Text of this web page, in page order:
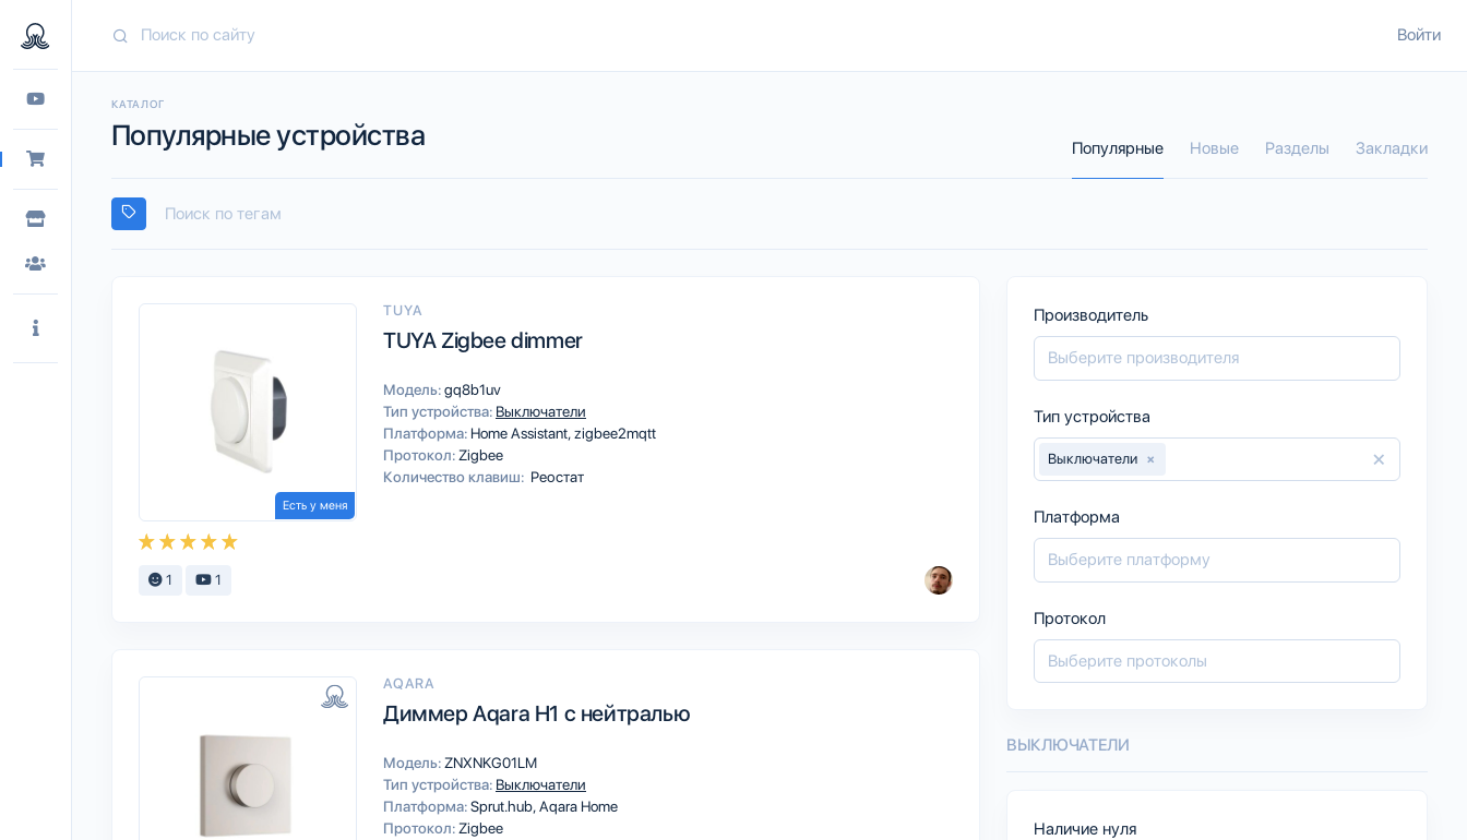
Войти
КАТАЛОГ
Популярные устройства Популярные Новые Разделы Закладки
Есть у меня
TUYA
TUYA Zigbee dimmer
Модель:gq8b1uv
Тип устройства: Выключатели
Платформа: Home Assistantzigbee2mqtt
Протокол: Zigbee
Количество клавиш: Реостат
1 1
AQARA
Диммер Aqara H1 c нейтралью
Модель: ZNXNKG01LM
Тип устройства: Выключатели
Платформа:Sprut.hubAqara Home
Протокол: Zigbee
Производитель
Тип устройства
×
×
Выключатели
Платформа
Протокол
ВЫКЛЮЧАТЕЛИ
Наличие нуля